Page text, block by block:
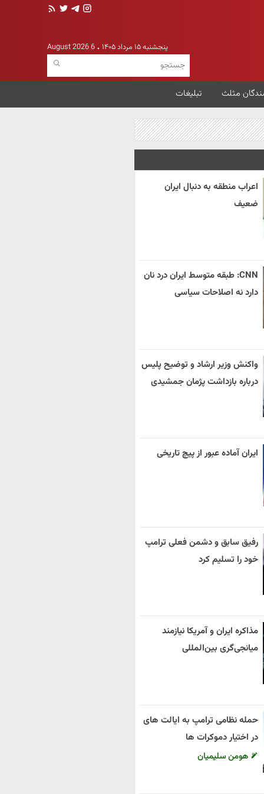
پنجشنبه ۱۵ مرداد ۱۴۰۵ 6 August 2026
مثلث تبلیغات
اعراب منطقه به دنبال ایران
ضعیف
CNN: طبقه متوسط ایران درد نان
دارد نه اصلاحات سیاسی
واکنش وزیر ارشاد و توضیح پلیس
درباره بازداشت پژمان جمشیدی
ایران آماده عبور از پیچ تاریخی
رفیق سابق و دشمن فعلی ترامپ
خود را تسلیم کرد
مذاکره ایران و آمریکا نیازمند
میانجی‌گری بین‌المللی
حمله نظامی ترامپ به ایالت های
در اختیار دموکرات ها
هومن سلیمیان